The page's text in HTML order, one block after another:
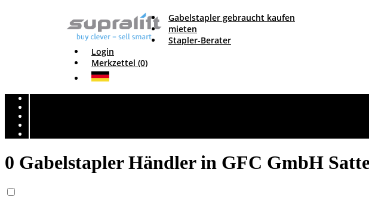
Gabelstapler gebraucht kaufen
mieten
Stapler-Berater
Login
Merkzettel (0)
0 Gabelstapler Händler in GFC GmbH